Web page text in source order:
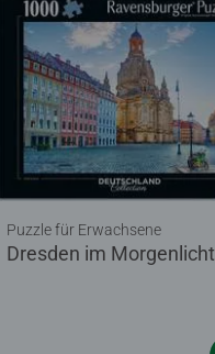
Dresden im Morgenlicht
Puzzle für Erwachsene